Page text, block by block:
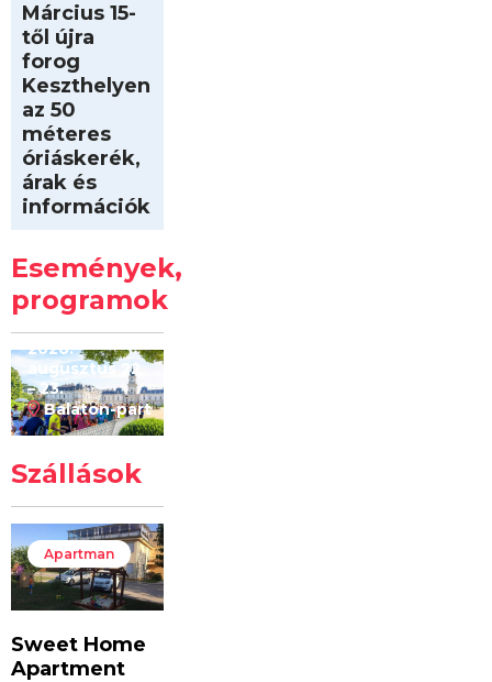
Március 15-
től újra
forog
Keszthelyen
az 50
méteres
óriáskerék,
árak és
információk
Események,
programok
Kilóméterek
2026
2026.
augusztus 22
– 23.
Balaton-part
Szállások
Apartman
Sweet Home
Apartment